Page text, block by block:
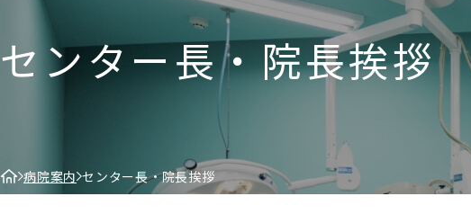
センター長・院長挨拶
病院案内 センター長・院長挨拶